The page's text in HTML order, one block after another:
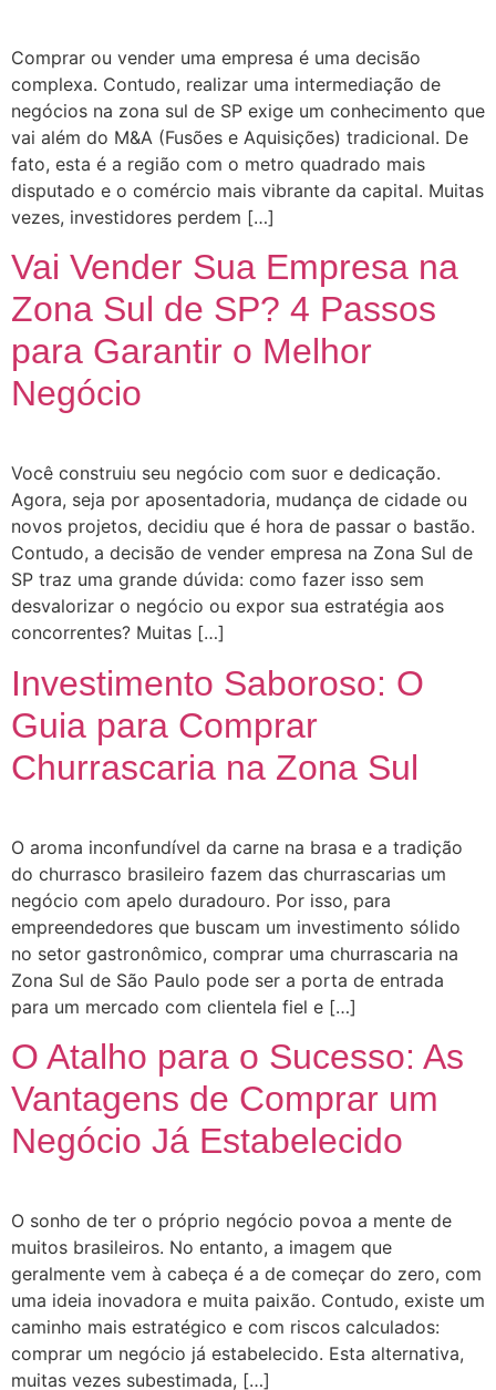
Comprar ou vender uma empresa é uma decisão
complexa. Contudo, realizar uma intermediação de
negócios na zona sul de SP exige um conhecimento que
vai além do M&A (Fusões e Aquisições) tradicional. De
fato, esta é a região com o metro quadrado mais
disputado e o comércio mais vibrante da capital. Muitas
vezes, investidores perdem […]
Vai Vender Sua Empresa na
Zona Sul de SP? 4 Passos
para Garantir o Melhor
Negócio
Você construiu seu negócio com suor e dedicação.
Agora, seja por aposentadoria, mudança de cidade ou
novos projetos, decidiu que é hora de passar o bastão.
Contudo, a decisão de vender empresa na Zona Sul de
SP traz uma grande dúvida: como fazer isso sem
desvalorizar o negócio ou expor sua estratégia aos
concorrentes? Muitas […]
Investimento Saboroso: O
Guia para Comprar
Churrascaria na Zona Sul
O aroma inconfundível da carne na brasa e a tradição
do churrasco brasileiro fazem das churrascarias um
negócio com apelo duradouro. Por isso, para
empreendedores que buscam um investimento sólido
no setor gastronômico, comprar uma churrascaria na
Zona Sul de São Paulo pode ser a porta de entrada
para um mercado com clientela fiel e […]
O Atalho para o Sucesso: As
Vantagens de Comprar um
Negócio Já Estabelecido
O sonho de ter o próprio negócio povoa a mente de
muitos brasileiros. No entanto, a imagem que
geralmente vem à cabeça é a de começar do zero, com
uma ideia inovadora e muita paixão. Contudo, existe um
caminho mais estratégico e com riscos calculados:
comprar um negócio já estabelecido. Esta alternativa,
muitas vezes subestimada, […]